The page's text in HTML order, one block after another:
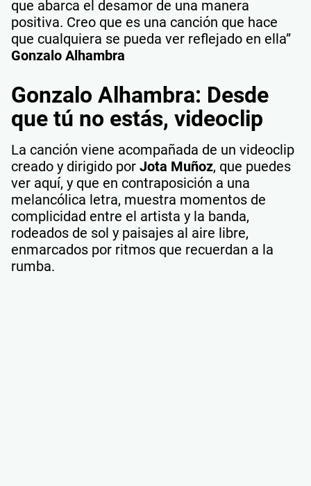
que abarca el desamor de una manera
positiva. Creo que es una canción que hace
que cualquiera se pueda ver reflejado en ella”
Gonzalo Alhambra
Gonzalo Alhambra: Desde
que tú no estás, videoclip
La canción viene acompañada de un videoclip
creado y dirigido por Jota Muñoz, que puedes
ver aquí, y que en contraposición a una
melancólica letra, muestra momentos de
complicidad entre el artista y la banda,
rodeados de sol y paisajes al aire libre,
enmarcados por ritmos que recuerdan a la
rumba.